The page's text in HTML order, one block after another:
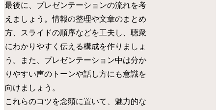
最後に、プレゼンテーションの流れを考
えましょう。情報の整理や文章のまとめ
方、スライドの順序などを工夫し、聴衆
にわかりやすく伝える構成を作りましょ
う。また、プレゼンテーション中は分か
りやすい声のトーンや話し方にも意識を
向けましょう。
これらのコツを念頭に置いて、魅力的な